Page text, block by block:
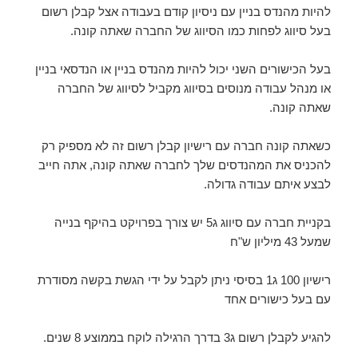
להיות מהנדס בניין עם ניסיון קודם בעבודה אצל קבלן רשום
בעל סיווג לפחות כמו הסיווג של החברה שאתה קונה.
בעל הכישורים השני יכול להיות מהנדס בניין או הנדסאי בניין
או מנהל עבודה מנוסים בסיווג מקביל לסיווג של החברה
שאתה קונה.
כשאתה קונה חברה עם רישיון קבלן רשום זה לא מספיק רק
להכניס את המהנדסים שלך לחברה שאתה קונה, אתה חייב
לבצע איתם עבודה גדולה.
בקניית חברה עם סיווג ג5 יש צורך בפרויקט בהיקף בנייה
שמעל 43 מיליון ש"ח
רישיון 100 ג1 בסיסי ניתן לקבל על ידי הגשת בקשה מסודרת
עם בעל כישורים אחד
להגיע לקבלן רשום ג3 בדרך הרגילה לוקח בממוצע 8 שנים.